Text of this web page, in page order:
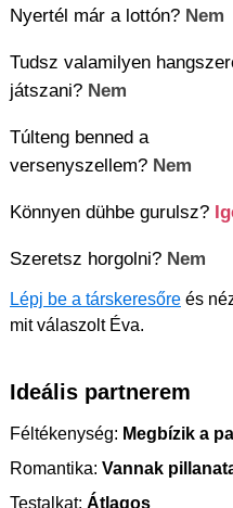
Nyertél már a lottón? Nem
Tudsz valamilyen
játszani? Nem
Túlteng benned a
versenyszellem? Nem
Könnyen dühbe gurulsz?
Szeretsz horgolni? Nem
Lépj be a társkeresőre és
mit válaszolt Éva.
Ideális partnerem
Féltékenység: Megbízik a
Romantika: Vannak
Testalkat: Átlagos